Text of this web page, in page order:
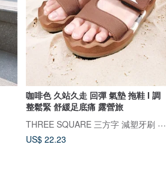
咖啡色 久站久走 回彈 氣墊 拖鞋 I 調
整鬆緊 舒緩足底痛 露營旅
THREE SQUARE 三方字 減塑牙刷 氣墊拖鞋
US$ 22.23